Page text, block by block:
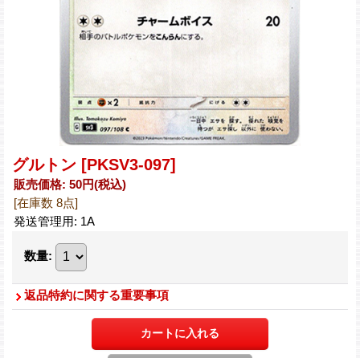
グルトン [PKSV3-097]
販売価格: 50円(税込)
[在庫数 8点]
発送管理用: 1A
数量:
返品特約に関する重要事項